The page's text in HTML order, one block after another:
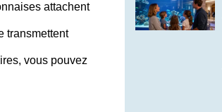
attachent
transmettent
vous pouvez